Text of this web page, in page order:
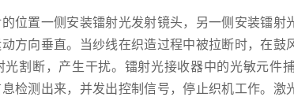
置一侧安装镭射光发射镜头，另一侧安装镭射
方向垂直。当纱线在织造过程中被拉断时，在鼓
割断，产生干扰。镭射光接收器中的光敏元件
检测出来，并发出控制信号，停止织机工作。激